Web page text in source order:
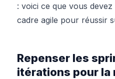
: voici ce que vous
cadre agile pour réussir
Repenser les
itérations pour la